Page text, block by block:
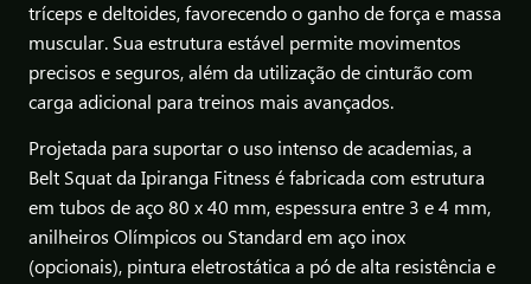
tríceps e deltoides, favorecendo o ganho de força e massa
muscular. Sua estrutura estável permite movimentos
precisos e seguros, além da utilização de cinturão com
carga adicional para treinos mais avançados.
Projetada para suportar o uso intenso de academias, a
Belt Squat da Ipiranga Fitness é fabricada com estrutura
em tubos de aço 80 x 40 mm, espessura entre 3 e 4 mm,
anilheiros Olímpicos ou Standard em aço inox
(opcionais), pintura eletrostática a pó de alta resistência e